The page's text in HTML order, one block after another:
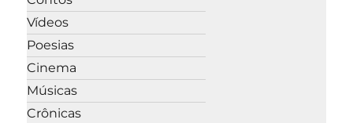
Vídeos
Poesias
Cinema
Músicas
Crônicas